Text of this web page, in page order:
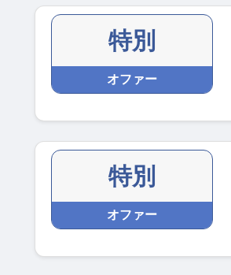
特別
オファー
特別
オファー